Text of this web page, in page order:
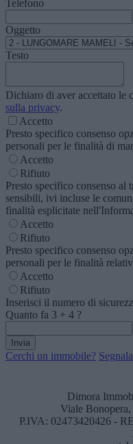
Telefono
Oggetto
Testo
Dichiaro di aver accettato le
sulla privacy.
Accetto
Presto specifico consenso
personali per le finalità di
Accetto
Rifiuto
Presto specifico consenso al
sensibili, ivi incluse le
finalità esplicitate
Accetto
Rifiuto
Presto specifico consenso
personali per le finalità
Accetto
Rifiuto
Inserisci il numero di
Quanto fa 3 + 4 ?
Cerchi un immobile?
Dimora
Viale
P.IVA: 02473420426 -